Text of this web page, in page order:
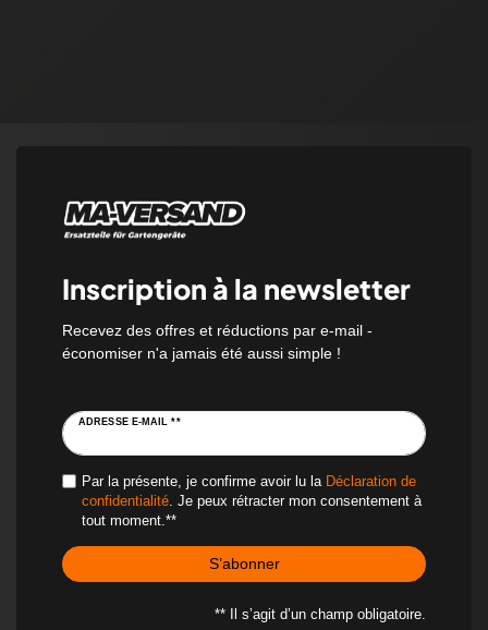
Inscription à la newsletter
Recevez des offres et réductions par e-mail -
économiser n'a jamais été aussi simple !
ADRESSE E-MAIL **
Par la présente, je confirme avoir lu la Déclaration de
confidentialité. Je peux rétracter mon consentement à
tout moment.**
S’abonner
** Il s’agit d’un champ obligatoire.